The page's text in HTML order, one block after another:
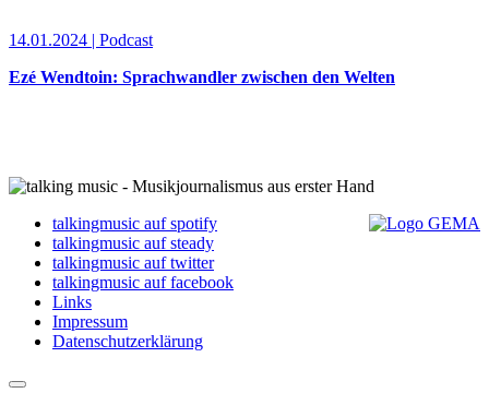
14.01.2024 | Podcast
Ezé Wendtoin: Sprachwandler zwischen den Welten
talkingmusic auf spotify
talkingmusic auf steady
talkingmusic auf twitter
talkingmusic auf facebook
Links
Impressum
Datenschutzerklärung